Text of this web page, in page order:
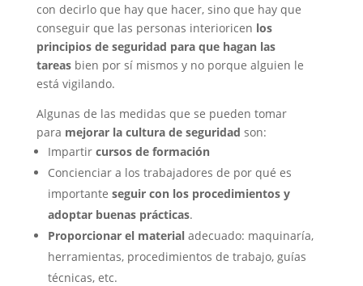
con decirlo que hay que hacer, sino que hay que
conseguir que las personas interioricen los
principios de seguridad para que hagan las
tareasbien por sí mismos y no porque alguien le
está vigilando.
Algunas de las medidas que se pueden tomar
para mejorar la cultura de seguridad son:
Impartir cursos de formación
Concienciar a los trabajadores de por qué es
importante seguir con los procedimientos y
adoptar buenas prácticas.
Proporcionar el materialadecuado: maquinaría,
herramientas, procedimientos de trabajo, guías
técnicas, etc.